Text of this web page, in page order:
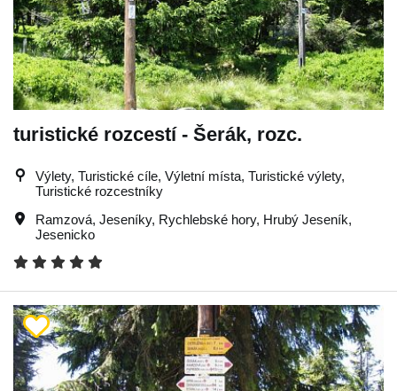
turistické rozcestí - Šerák, rozc.
Výlety, Turistické cíle, Výletní místa, Turistické výlety,
Turistické rozcestníky
Ramzová, Jeseníky, Rychlebské hory, Hrubý Jeseník,
Jesenicko